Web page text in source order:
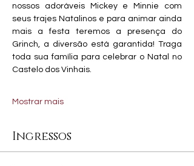
nossos adoráveis Mickey e Minnie com
seus trajes Natalinos e para animar ainda
mais a festa teremos a presença do
Grinch, a diversão está garantida! Traga
toda sua família para celebrar o Natal no
Castelo dos Vinhais.
Mostrar mais
Ingressos